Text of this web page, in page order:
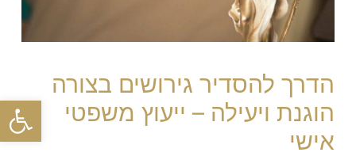
פתח
הדרך להסדיר גירושים בצורה
הוגנת ויעילה – ייעוץ משפטי
אישי